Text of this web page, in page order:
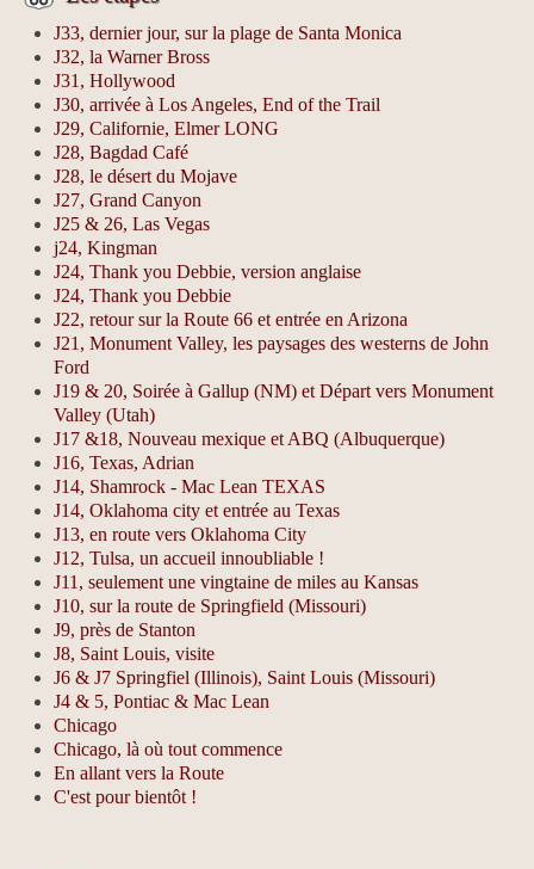
J33, dernier jour, sur la plage de Santa Monica
J32, la Warner Bross
J31, Hollywood
J30, arrivée à Los Angeles, End of the Trail
J29, Californie, Elmer LONG
J28, Bagdad Café
J28, le désert du Mojave
J27, Grand Canyon
J25 & 26, Las Vegas
j24, Kingman
J24, Thank you Debbie, version anglaise
J24, Thank you Debbie
J22, retour sur la Route 66 et entrée en Arizona
J21, Monument Valley, les paysages des westerns de John
Ford
J19 & 20, Soirée à Gallup (NM) et Départ vers Monument
Valley (Utah)
J17 &18, Nouveau mexique et ABQ (Albuquerque)
J16, Texas, Adrian
J14, Shamrock - Mac Lean TEXAS
J14, Oklahoma city et entrée au Texas
J13, en route vers Oklahoma City
J12, Tulsa, un accueil innoubliable !
J11, seulement une vingtaine de miles au Kansas
J10, sur la route de Springfield (Missouri)
J9, près de Stanton
J8, Saint Louis, visite
J6 & J7 Springfiel (Illinois), Saint Louis (Missouri)
J4 & 5, Pontiac & Mac Lean
Chicago
Chicago, là où tout commence
En allant vers la Route
C'est pour bientôt !